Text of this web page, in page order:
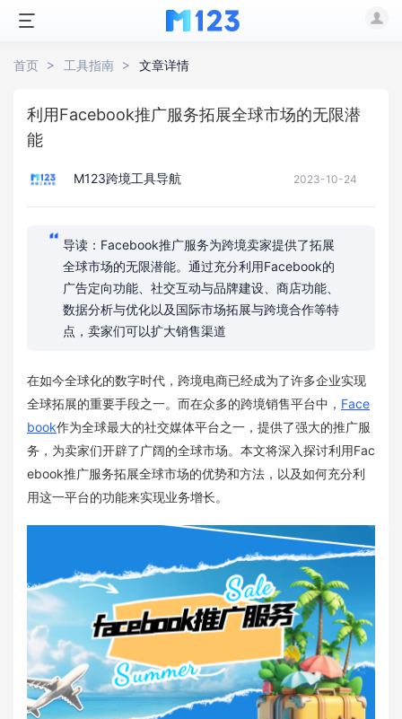
首页 工具指南 文章详情
利用Facebook推广服务拓展全球市场的无限潜
能
M123跨境工具导航 2023-10-24
导读：Facebook推广服务为跨境卖家提供了拓展
全球市场的无限潜能。通过充分利用Facebook的
广告定向功能、社交互动与品牌建设、商店功能、
数据分析与优化以及国际市场拓展与跨境合作等特
点，卖家们可以扩大销售渠道
在如今全球化的数字时代，跨境电商已经成为了许多企业实现
全球拓展的重要手段之一。而在众多的跨境销售平台中， Face
book作为全球最大的社交媒体平台之一，提供了强大的推广服
务，为卖家们开辟了广阔的全球市场。本文将深入探讨利用Fac
ebook推广服务拓展全球市场的优势和方法，以及如何充分利
用这一平台的功能来实现业务增长。